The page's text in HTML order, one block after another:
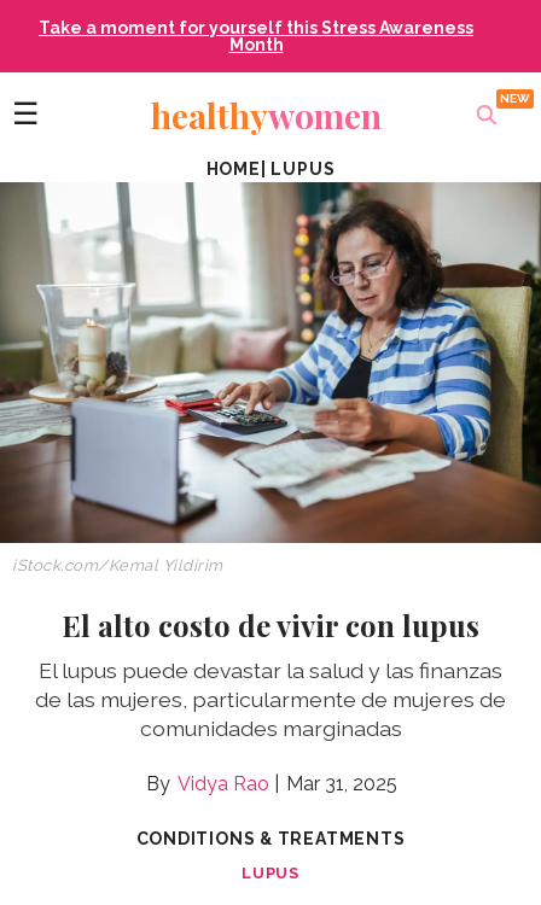
Take a moment for yourself this Stress Awareness
Month
☰ healthywomen
HOME LUPUS
iStock.com/Kemal Yildirim
El alto costo de vivir con lupus
El lupus puede devastar la salud y las finanzas
de las mujeres, particularmente de mujeres de
comunidades marginadas
Vidya Rao Mar 31, 2025
CONDITIONS & TREATMENTS
LUPUS